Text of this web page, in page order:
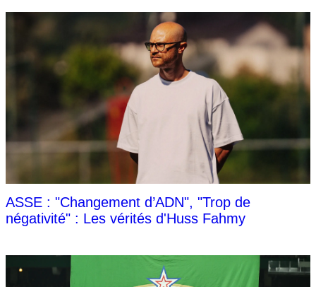
ASSE : "Changement d’ADN", "Trop de
négativité" : Les vérités d'Huss Fahmy